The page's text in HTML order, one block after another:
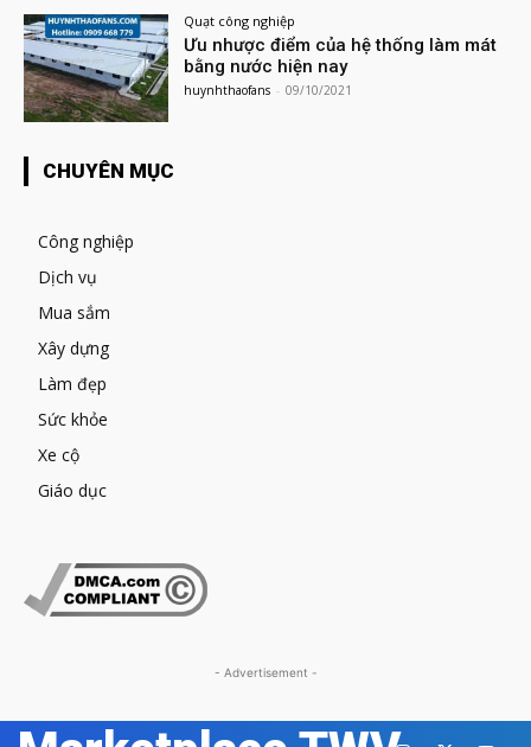
Quạt công nghiệp
Ưu nhược điểm của hệ thống làm mát
bằng nước hiện nay
huynhthaofans - 09/10/2021
CHUYÊN MỤC
Công nghiệp
Dịch vụ
Mua sắm
Xây dựng
Làm đẹp
Sức khỏe
Xe cộ
Giáo dục
- Advertisement -